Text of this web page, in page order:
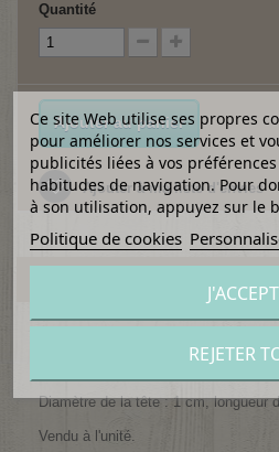
Quantité
Ajouter au panier
Ajouter à ma liste d'envies
Diamètre de la tête : 1 cm, longueur
Vendu à l'unité.
Ce site Web utilise ses propres
pour améliorer nos services et
publicités liées à vos
habitudes de navigation. Pour
à son utilisation, appuyez sur le
Politique de cookies
REJETER